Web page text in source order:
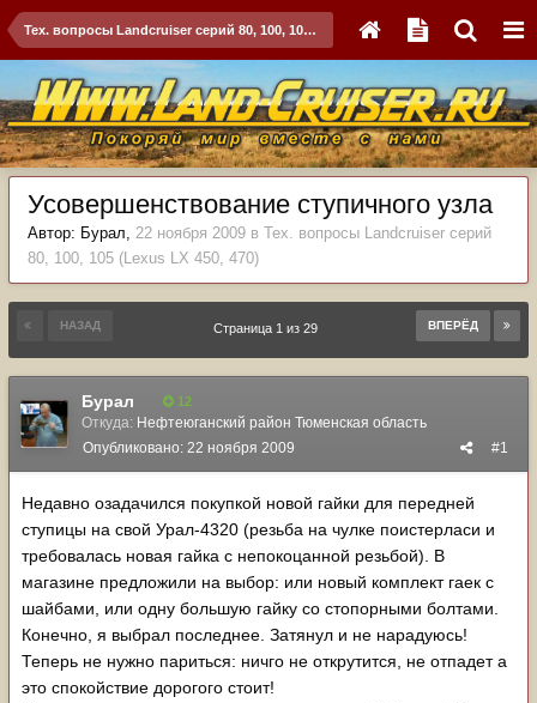
Тех. вопросы Landcruiser серий 80, 100, 105 (Lexus LX 450, 470)
Усовершенствование ступичного узла
Автор: Бурал, 22 ноября 2009 в Тех. вопросы Landcruiser серий
80, 100, 105 (Lexus LX 450, 470)
НАЗАД ВПЕРЁД
Страница 1 из 29
Бурал 12
Откуда: Нефтеюганский район Тюменская область
#1
Опубликовано: 22 ноября 2009
Недавно озадачился покупкой новой гайки для передней
ступицы на свой Урал-4320 (резьба на чулке поистерласи и
требовалась новая гайка с непокоцанной резьбой). В
магазине предложили на выбор: или новый комплект гаек с
шайбами, или одну большую гайку со стопорными болтами.
Конечно, я выбрал последнее. Затянул и не нарадуюсь!
Теперь не нужно париться: ничго не открутится, не отпадет а
это спокойствие дорогого стоит!